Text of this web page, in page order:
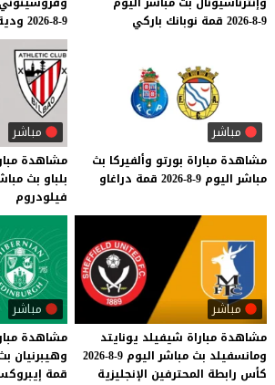
9-8-2026
قمة نوبانك باركي
9-8-2026
مباشر
مشاهدة مباراة بورتو وألفيركا بث
مباشر اليوم 9-8-2026 قمة دراغاو
مباشر
مشاهدة
بلباو بث
فيلودروم
مباشر
مشاهدة مباراة شيفيلد يونايتد
ومانسفيلد بث مباشر اليوم 9-8-2026
كأس رابطة المحترفين الإنجليزية
مباشر
مشاهدة
وهيبرنيان
قمة